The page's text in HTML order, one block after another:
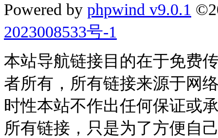
Powered by phpwind v9.0.1
2023008533号-1
本站导航链接目的在于免费
者所有，所有链接来源于网
时性本站不作出任何保证或
所有链接，只是为了方便自